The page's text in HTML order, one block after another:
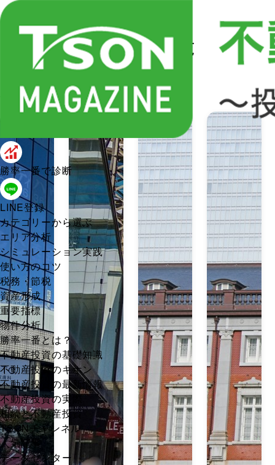
勝率一番で診断
LINE登録
カテゴリーから選ぶ
エリア分析
シミュレーション実践
使い方のコツ
税務・節税
資産形成
重要指標
物件分析
勝率一番とは？
不動産投資の基礎知識
不動産投資のキホン
不動産投資の最新情報
不動産投資の実際
相続と不動産投資
TSONチャンネル
人気記事
データセンター
不動産投資の最新情報 一覧
76件中（ 61〜72件を表示）